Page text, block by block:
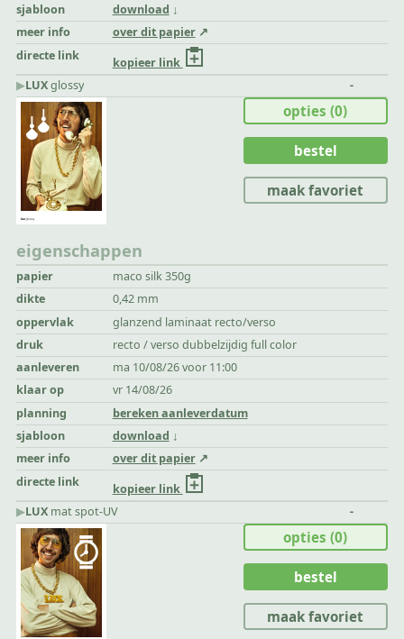
sjabloon
download
meer info
over dit papier
directe link
kopieer link
▶︎LUXglossy -
eigenschappen
papier
maco silk 350g
dikte
0,42 mm
oppervlak
glanzend laminaat recto/verso
druk
recto / verso dubbelzijdig full color
aanleveren
ma 10/08/26 voor 11:00
klaar op
vr 14/08/26
planning
bereken aanleverdatum
sjabloon
download
meer info
over dit papier
directe link
kopieer link
opties(0)
bestel
maak favoriet
▶︎LUX mat spot-UV -
opties(0)
bestel
maak favoriet